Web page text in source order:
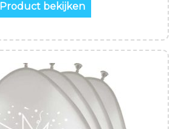
Product bekijken